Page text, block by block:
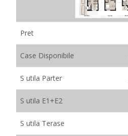
Pret
Case Disponibile
S utila Parter
S utila E1+E2
S utila Terase